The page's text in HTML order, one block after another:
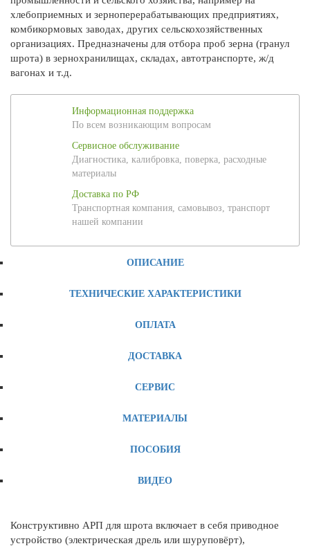
хлебоприемных и зерноперерабатывающих предприятиях,
комбикормовых заводах, других сельскохозяйственных
организациях. Предназначены для отбора проб зерна (гранул
шрота) в зернохранилищах, складах, автотранспорте, ж/д
вагонах и т.д.
Информационная поддержка
По всем возникающим вопросам
Сервисное обслуживание
Диагностика, калибровка, поверка, расходные
материалы
Доставка по РФ
Транспортная компания, самовывоз, транспорт
нашей компании
ОПИСАНИЕ
ТЕХНИЧЕСКИЕ ХАРАКТЕРИСТИКИ
ОПЛАТА
ДОСТАВКА
СЕРВИС
МАТЕРИАЛЫ
ПОСОБИЯ
ВИДЕО
Конструктивно АРП для шрота включает в себя приводное
устройство (электрическая дрель или шуруповёрт),